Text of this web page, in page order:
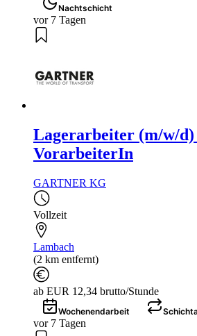
Nachtschicht
vor 7 Tagen
Lagerarbeiter (m/w/
VorarbeiterIn
GARTNER KG
Vollzeit
Lambach
(2 km entfernt)
ab EUR 12,34 brutto/Stunde
Wochenendarbeit
vor 7 Tagen